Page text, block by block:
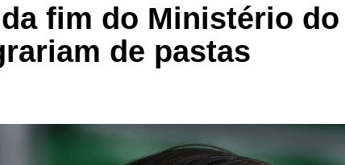
fim do Ministério do
de pastas